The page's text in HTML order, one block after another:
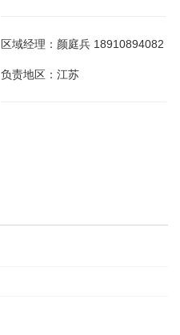
区域经理：颜庭兵 18910894082
负责地区：江苏